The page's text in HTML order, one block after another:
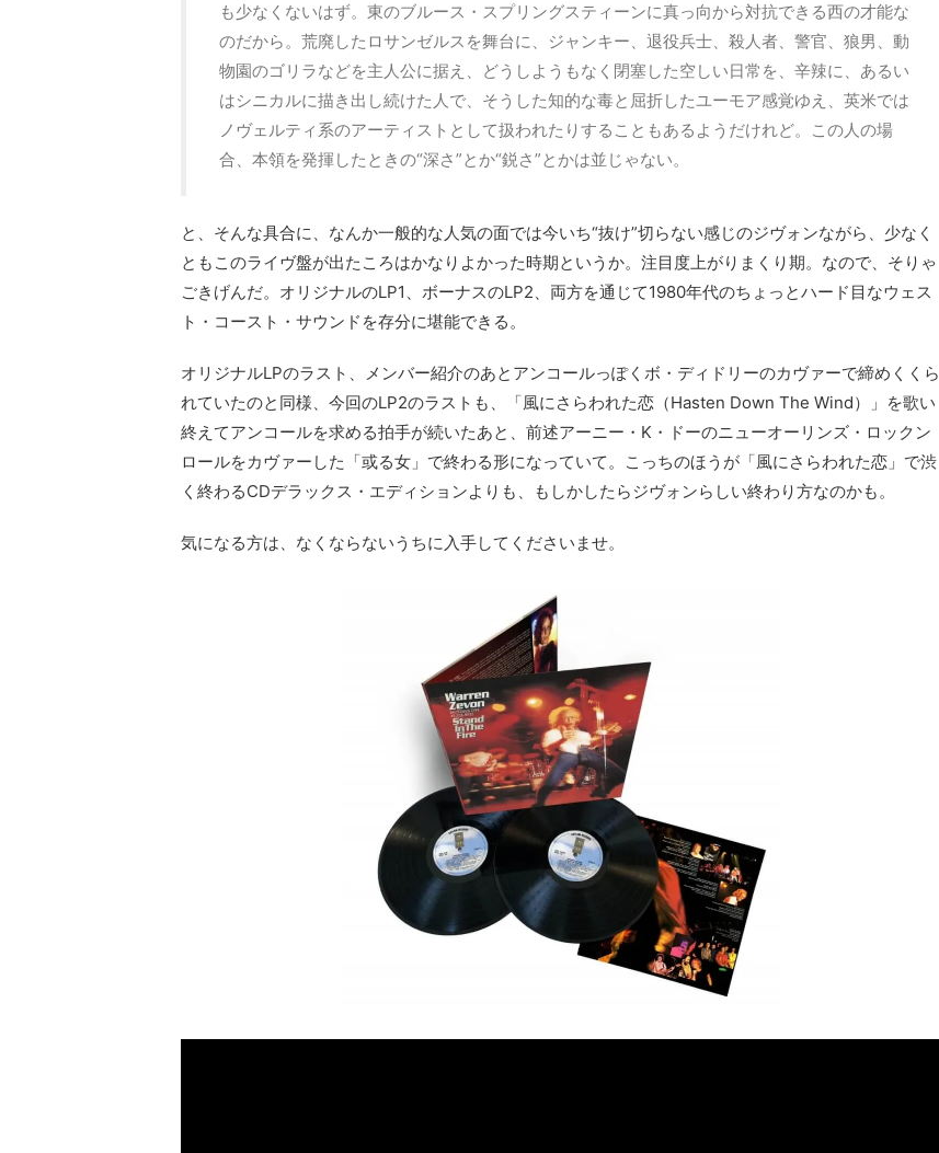
も少なくないはず。東のブルース・スプリングスティーンに真っ向から対抗できる西の才能な
のだから。荒廃したロサンゼルスを舞台に、ジャンキー、退役兵士、殺人者、警官、狼男、動
物園のゴリラなどを主人公に据え、どうしようもなく閉塞した空しい日常を、辛辣に、あるい
はシニカルに描き出し続けた人で、そうした知的な毒と屈折したユーモア感覚ゆえ、英米では
ノヴェルティ系のアーティストとして扱われたりすることもあるようだけれど。この人の場
合、本領を発揮したときの“深さ”とか“鋭さ”とかは並じゃない。
と、そんな具合に、なんか一般的な人気の面では今いち“抜け”切らない感じのジヴォンながら、少なく
ともこのライヴ盤が出たころはかなりよかった時期というか。注目度上がりまくり期。なので、そりゃ
ごきげんだ。オリジナルのLP1、ボーナスのLP2、両方を通じて1980年代のちょっとハード目なウェス
ト・コースト・サウンドを存分に堪能できる。
オリジナルLPのラスト、メンバー紹介のあとアンコールっぽくボ・ディドリーのカヴァーで締めくくら
れていたのと同様、今回のLP2のラストも、「風にさらわれた恋（Hasten Down The Wind）」を歌い
終えてアンコールを求める拍手が続いたあと、前述アーニー・K・ドーのニューオーリンズ・ロックン
ロールをカヴァーした「或る女」で終わる形になっていて。こっちのほうが「風にさらわれた恋」で渋
く終わるCDデラックス・エディションよりも、もしかしたらジヴォンらしい終わり方なのかも。
気になる方は、なくならないうちに入手してくださいませ。